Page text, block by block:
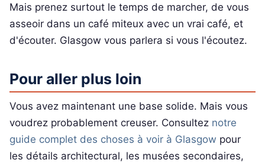
Mais prenez surtout le temps de marcher, de vous
asseoir dans un café miteux avec un vrai café, et
d'écouter. Glasgow vous parlera si vous l'écoutez.
Pour aller plus loin
Vous avez maintenant une base solide. Mais vous
voudrez probablement creuser. Consultez notre
guide complet des choses à voir à Glasgow pour
les détails architectural, les musées secondaires,